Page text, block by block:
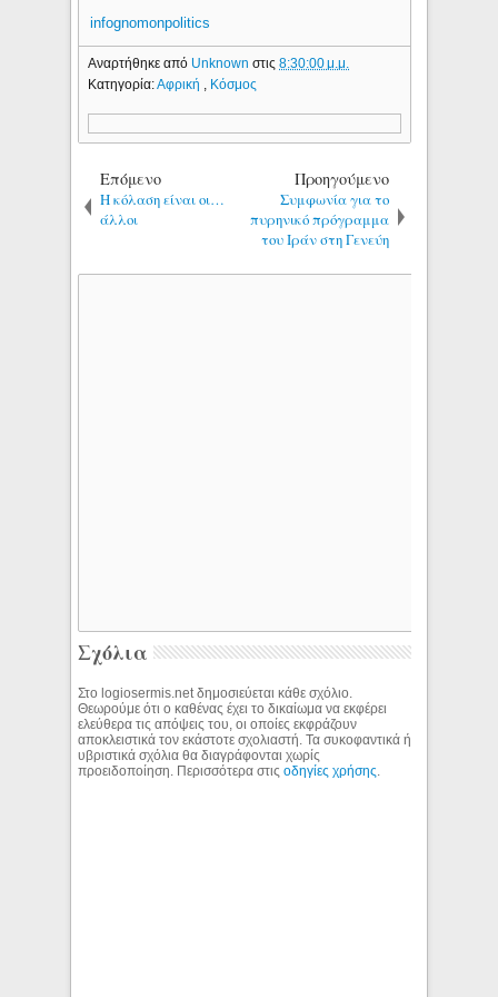
infognomonpolitics
Αναρτήθηκε από Unknownστις8:30:00 μ.μ.
Κατηγορία:Αφρική Κόσμος
Επόμενο
Η κόλαση είναι οι…
άλλοι
Προηγούμενο
Συμφωνία για το
πυρηνικό πρόγραμμα
του Ιράν στη Γενεύη
Σχόλια
Στο logiosermis.net δημοσιεύεται κάθε σχόλιο.
Θεωρούμε ότι ο καθένας έχει το δικαίωμα να εκφέρει
ελεύθερα τις απόψεις του, οι οποίες εκφράζουν
αποκλειστικά τον εκάστοτε σχολιαστή. Τα συκοφαντικά ή
υβριστικά σχόλια θα διαγράφονται χωρίς
προειδοποίηση. Περισσότερα στιςοδηγίες χρήσης